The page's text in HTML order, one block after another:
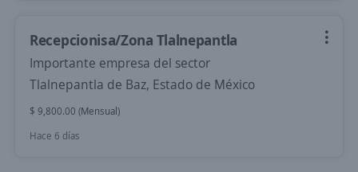
Recepcionisa/Zona Tlalnepantla
Importante empresa del sector
Tlalnepantla de Baz, Estado de México
$ 9,800.00 (Mensual)
Hace 6 días